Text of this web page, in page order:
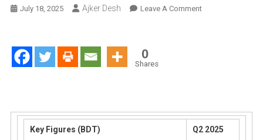
July 18, 2025 Ajker Desh Leave A CommentOn
Environment
0
Shares
Key Figures (BDT) Q2 2025